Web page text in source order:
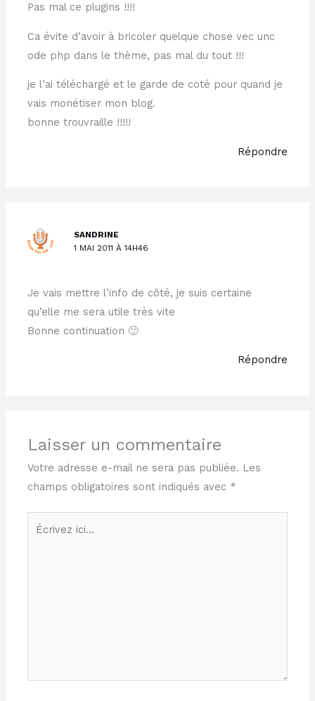
Pas mal ce plugins !!!!
Ca évite d’avoir à bricoler quelque chose vec unc
ode php dans le thème, pas mal du tout !!!
je l’ai téléchargé et le garde de coté pour quand je
vais monétiser mon blog.
bonne trouvraille !!!!!
Répondre
SANDRINE
1 MAI 2011 À 14H46
Je vais mettre l’info de côté, je suis certaine
qu’elle me sera utile très vite
Bonne continuation 🙂
Répondre
Laisser un commentaire
Votre adresse e-mail ne sera pas publiée. Les
champs obligatoires sont indiqués avec *
Écrivez